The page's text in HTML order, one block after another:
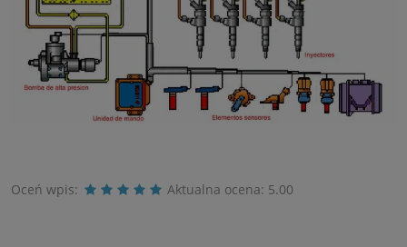
Oceń wpis: Aktualna ocena: 5.00